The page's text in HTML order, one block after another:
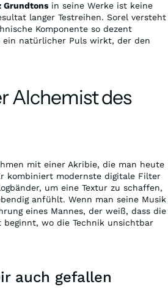
Grundtons in seine Werke ist keine
langer Testreihen. Sorel versteht
Komponente so dezent
ein natürlicher Puls wirkt, der den
Alchemist des
mit einer Akribie, die man heute
kombiniert modernste digitale Filter
um eine Textur zu schaffen,
anfühlt. Wenn man seine Musik
eines Mannes, der weiß, dass die
wo die Technik unsichtbar
auch gefallen